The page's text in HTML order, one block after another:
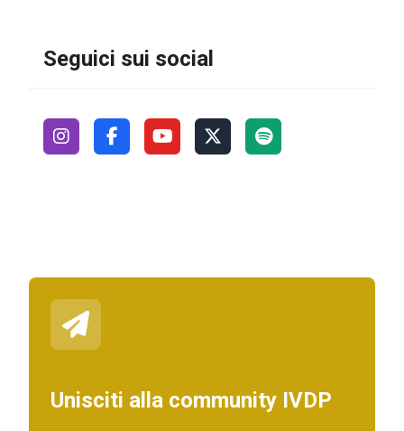
Seguici sui social
Unisciti alla community IVDP